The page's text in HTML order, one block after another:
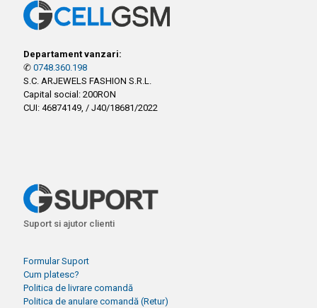
Departament vanzari:
✆ 0748.360.198
S.C. ARJEWELS FASHION S.R.L.
Capital social: 200RON
CUI: 46874149, / J40/18681/2022
Suport si ajutor clienti
Formular Suport
Cum platesc?
Politica de livrare comandă
Politica de anulare comandă (Retur)